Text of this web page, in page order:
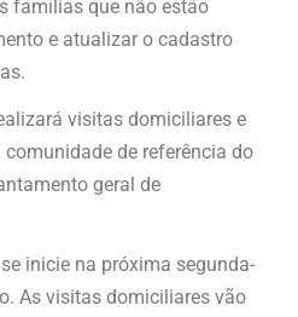
famílias que não estão
e atualizar o cadastro
visitas domiciliares e
de referência do
geral de
inicie na próxima segunda-
As visitas domiciliares vão